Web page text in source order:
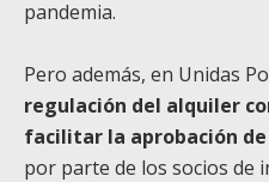
pandemia.
Pero además, en Unidas
regulación del alquiler
facilitar la aprobación
por parte de los socios de